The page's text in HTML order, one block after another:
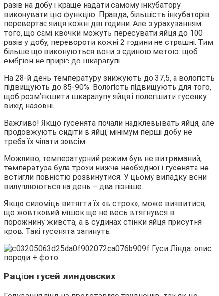
разів на добу і краще надати самому інкубатору
виконувати цю функцію. Правда, більшість інкубаторів
перевертає яйця кожні дві години. Але з урахуванням
того, що самі квочки можуть пересувати яйця до 100
разів у добу, перевороти кожні 2 години не страшні. Тим
більше що виконуються вони з єдиною метою: щоб
ембріон не приріс до шкаралупі.
На 28-й день температуру знижують до 37,5, а вологість
підвищують до 85-90%. Вологість підвищують для того,
щоб розм’якшити шкаралупу яйця і полегшити гусенку
вихід назовні.
Важливо! Якщо гусенята почали надклевывать яйця, але
продовжують сидіти в яйці, мінімум перші добу не
треба їх чіпати зовсім.
Можливо, температурний режим був не витриманий,
температура була трохи нижче необхідної і гусенята не
встигли повністю розвинутися. У цьому випадку вони
вилуплюються на день – два пізніше.
Якщо силоміць витягти їх «в строк», може виявитися,
що жовтковий мішок ще не весь втягнувся в
порожнину живота, а в судинах стінки яйця присутня
кров. Такі гусенята загинуть.
Раціон гусей линдовских